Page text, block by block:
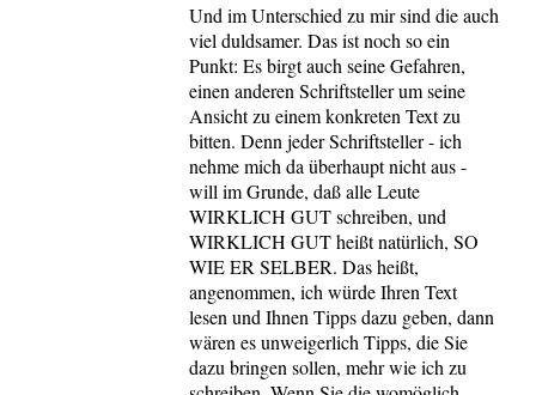
Und im Unterschied zu mir sind die auch
viel duldsamer. Das ist noch so ein
Punkt: Es birgt auch seine Gefahren,
einen anderen Schriftsteller um seine
Ansicht zu einem konkreten Text zu
bitten. Denn jeder Schriftsteller - ich
nehme mich da überhaupt nicht aus -
will im Grunde, daß alle Leute
WIRKLICH GUT schreiben, und
WIRKLICH GUT heißt natürlich, SO
WIE ER SELBER. Das heißt,
angenommen, ich würde Ihren Text
lesen und Ihnen Tipps dazu geben, dann
wären es unweigerlich Tipps, die Sie
dazu bringen sollen, mehr wie ich zu